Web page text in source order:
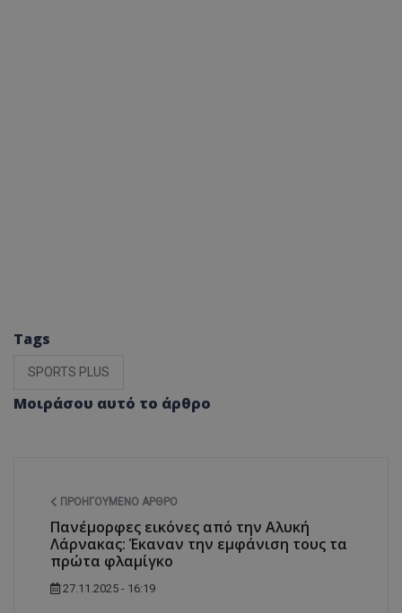
Tags
SPORTS PLUS
Μοιράσου αυτό το άρθρο
ΠΡΟΗΓΟΎΜΕΝΟ ΆΡΘΡΟ
Πανέμορφες εικόνες από την Αλυκή
Λάρνακας: Έκαναν την εμφάνιση τους τα
πρώτα φλαμίγκο
27.11.2025 - 16:19